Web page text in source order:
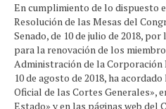
En cumplimiento de lo dispuesto
Resolución de las Mesas del
Senado, de 10 de julio de 2018,
para la renovación de los
Administración de la Corporación
10 de agosto de 2018, ha
Oficial de las Cortes Generales»,
Estado» y en las páginas web del